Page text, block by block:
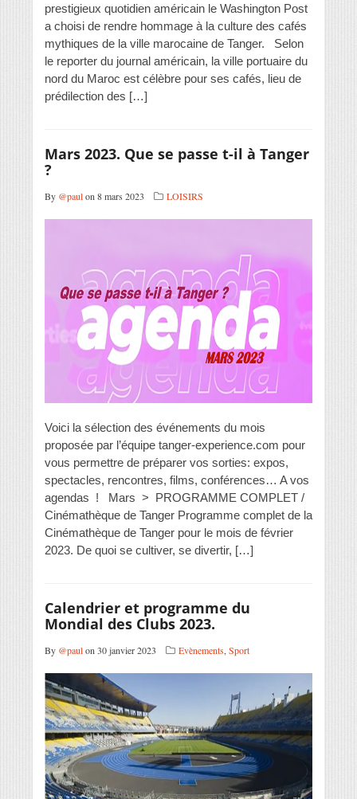
prestigieux quotidien américain le Washington Post
a choisi de rendre hommage à la culture des cafés
mythiques de la ville marocaine de Tanger. Selon
le reporter du journal américain, la ville portuaire du
nord du Maroc est célèbre pour ses cafés, lieu de
prédilection des […]
Mars 2023. Que se passe t-il à Tanger
?
By @paulon 8 mars 2023 LOISIRS
Voici la sélection des événements du mois
proposée par l’équipe tanger-experience.com pour
vous permettre de préparer vos sorties: expos,
spectacles, rencontres, films, conférences… A vos
agendas ! Mars > PROGRAMME COMPLET /
Cinémathèque de Tanger Programme complet de la
Cinémathèque de Tanger pour le mois de février
2023. De quoi se cultiver, se divertir, […]
Calendrier et programme du
Mondial des Clubs 2023.
By @paulon 30 janvier 2023 Evènements, Sport